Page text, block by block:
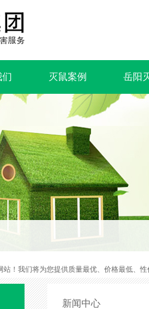
们 灭鼠案例 岳阳
！我们将为您提供质量最优、价格最低、
新闻中心